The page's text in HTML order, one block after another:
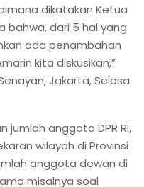
dikatakan Ketua
bahwa, dari 5 hal yang
ada penambahan
kita diskusikan,”
Jakarta, Selasa
jumlah anggota DPR RI,
wilayah di Provinsi
anggota dewan di
misalnya soal